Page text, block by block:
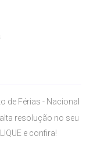
de Férias - Nacional
resolução no seu
e confira!